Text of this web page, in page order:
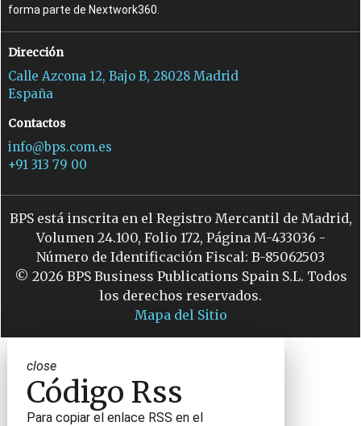
forma parte de Nextwork360.
Dirección
Calle Azcona 12, Bajo B, 28028 Madrid
España
Contactos
info@bps.com.es
+91 313 79 00
BPS está inscrita en el Registro Mercantil de Madrid,
Volumen 24.100, Folio 172, Página M-433036 -
Número de Identificación Fiscal: B-85062503
© 2026 BPS Business Publications Spain S.L. Todos
los derechos reservados.
Mapa del Sitio
close
Código Rss
Para copiar el enlace RSS en el